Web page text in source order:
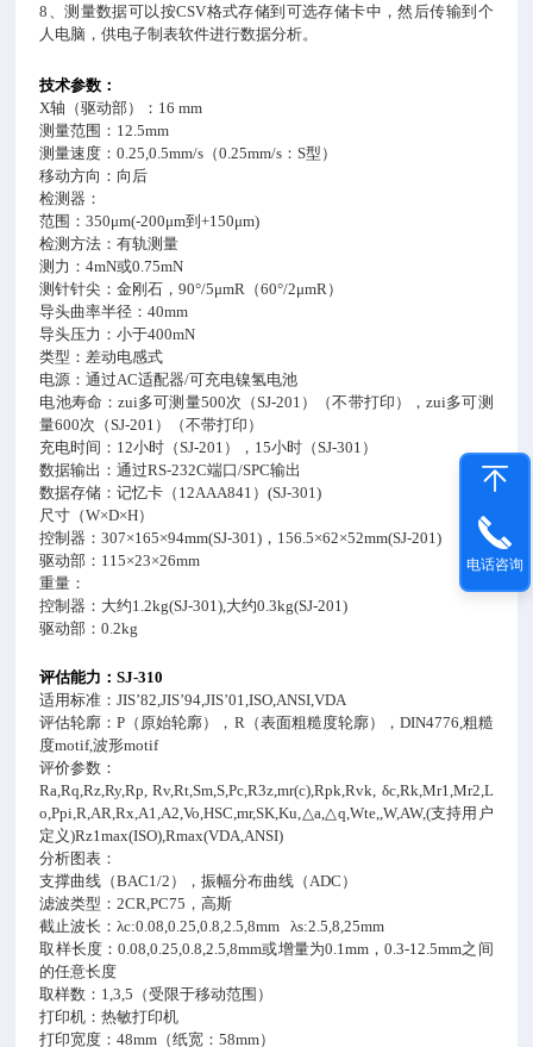
8 、测量数据可以按CSV格式存储到可选存储卡中，然后传输到个
人电脑，供电子制表软件进行数据分析。
技术参数：
X轴（驱动部）：16 mm
测量范围： 12.5mm
测量速度：0.25,0.5mm/s （0.25mm/s ：S型）
移动方向：向后
检测器：
范围：350μm(-200μm到+150μm)
检测方法：有轨测量
测力：4mN或0.75mN
测针针尖：金刚石，90°/5μmR （60°/2μmR）
导头曲率半径：40mm
导头压力：小于400mN
类型：差动电感式
电源：通过AC适配器/可充电镍氢电池
电池寿命：zui多可测量500次（SJ-201 ）（不带打印），zui多可测
量600次（SJ-201 ）（不带打印）
充电时间： 12小时（SJ-201 ）， 15小时（SJ-301 ）
数据输出：通过RS-232C端口/SPC输出
数据存储：记忆卡（ 12AAA841 ）(SJ-301)
尺寸（W×D×H）
控制器：307×165×94mm(SJ-301) ， 156.5×62×52mm(SJ-201)
驱动部： 115×23×26mm
重量：
控制器：大约1.2kg(SJ-301),大约0.3kg(SJ-201)
驱动部：0.2kg
评估能力：SJ-310
适用标准：JIS’82,JIS’94,JIS’01,ISO,ANSI,VDA
评估轮廓：P （原始轮廓）， R（表面粗糙度轮廓）， DIN4776,粗糙
度motif,波形motif
评价参数：
Ra,Rq,Rz,Ry,Rp, Rv,Rt,Sm,S,Pc,R3z,mr(c),Rpk,Rvk, δc,Rk,Mr1,Mr2,L
o,Ppi,R,AR,Rx,A1,A2,Vo,HSC,mr,SK,Ku,△a,△q,Wte,,W,AW,(支持用户
定义)Rz1max(ISO),Rmax(VDA,ANSI)
分析图表：
支撑曲线（BAC1/2 ），振幅分布曲线（ADC ）
滤波类型：2CR,PC75 ，高斯
截止波长：λc:0.08,0.25,0.8,2.5,8mm λs:2.5,8,25mm
取样长度：0.08,0.25,0.8,2.5,8mm或增量为0.1mm，0.3-12.5mm之间
的任意长度
取样数： 1,3,5 （受限于移动范围）
打印机：热敏打印机
打印宽度：48mm （纸宽：58mm）
电话咨询